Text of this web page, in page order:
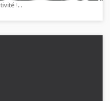
!...